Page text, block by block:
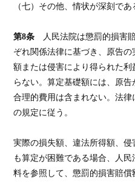
（七）その他、情状が深刻で
第8条 人民法院は懲罰的損害
ぞれ関係法律に基づき、原告
額または侵害により得られた
らない。算定基礎額には、原
合理的費用は含まれない。法
の規定に従う。
実際の損失額、違法所得額、
も算定が困難である場合、人
料を参照して、懲罰的損害賠